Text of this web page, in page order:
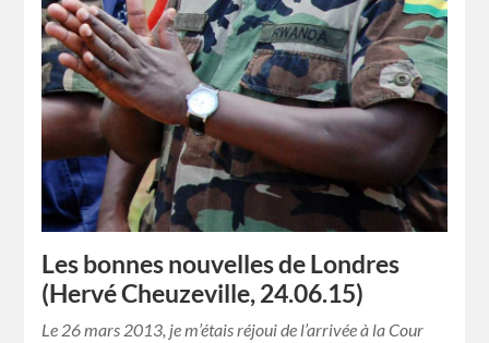
Les bonnes nouvelles de Londres
(Hervé Cheuzeville, 24.06.15)
Le 26 mars 2013, je m’étais réjoui de l’arrivée à la Cour